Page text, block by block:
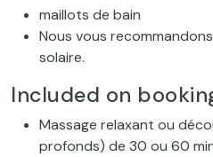
maillots de bain
Nous vous
solaire.
Included on
Massage relaxant ou
profonds) de 30 ou 60